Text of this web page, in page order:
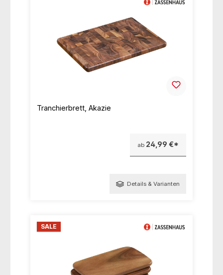
Tranchierbrett, Akazie
ab 24,99 €*
Details & Varianten
SALE